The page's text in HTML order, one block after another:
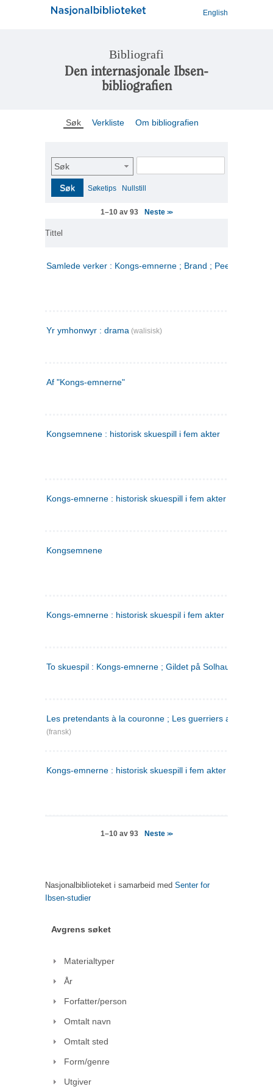
English
Bibliografi
Den internasjonale Ibsen-
bibliografien
Søk Verkliste Om bibliografien
Søk
Søk Søketips Nullstill
1–10 av 93 Neste>>
Tittel
Samlede verker : Kongs-emnerne ; Brand ; Peer Gynt. 2
Yr ymhonwyr : drama (walisisk)
Af "Kongs-emnerne"
Kongsemnene : historisk skuespill i fem akter
Kongs-emnerne : historisk skuespill i fem akter
Kongsemnene
Kongs-emnerne : historisk skuespil i fem akter
To skuespil : Kongs-emnerne ; Gildet på Solhaug
Les pretendants à la couronne ; Les guerriers a Helgeland
(fransk)
Kongs-emnerne : historisk skuespill i fem akter
1–10 av 93 Neste>>
Nasjonalbiblioteket i samarbeid med Senter for
Ibsen-studier
Avgrens søket
Materialtyper
År
Forfatter/person
Omtalt navn
Omtalt sted
Form/genre
Utgiver